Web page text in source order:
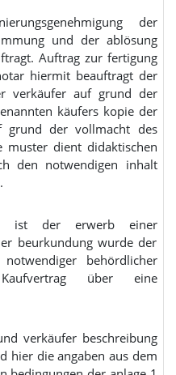
der
und der ablösung
Auftrag zur fertigung
hiermit beauftragt der
verkäufer auf grund der
käufers kopie der
der vollmacht des
muster dient didaktischen
den notwendigen inhalt
ist der erwerb einer
beurkundung wurde der
behördlicher
über eine
verkäufer beschreibung
hier die angaben aus dem